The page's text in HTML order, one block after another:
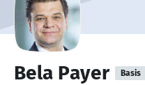
Bela Payer Basis